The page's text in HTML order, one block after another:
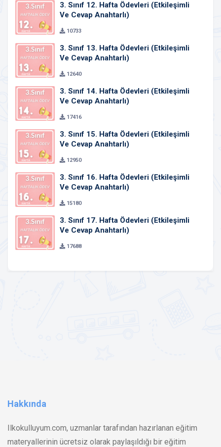
3. Sınıf 12. Hafta Ödevleri (Etkileşimli
Ve Cevap Anahtarlı)
10733
3. Sınıf 13. Hafta Ödevleri (Etkileşimli
Ve Cevap Anahtarlı)
12640
3. Sınıf 14. Hafta Ödevleri (Etkileşimli
Ve Cevap Anahtarlı)
17416
3. Sınıf 15. Hafta Ödevleri (Etkileşimli
Ve Cevap Anahtarlı)
12950
3. Sınıf 16. Hafta Ödevleri (Etkileşimli
Ve Cevap Anahtarlı)
15180
3. Sınıf 17. Hafta Ödevleri (Etkileşimli
Ve Cevap Anahtarlı)
17688
Hakkında
Ilkokulluyum.com, uzmanlar tarafından hazırlanan eğitim
materyallerinin ücretsiz olarak paylaşıldığı bir eğitim